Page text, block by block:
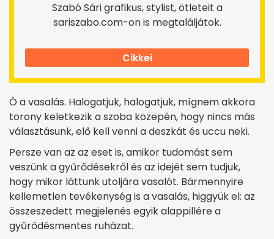
Szabó Sári grafikus, stylist, ötleteit a
sariszabo.com-on is megtaláljátok.
Cikkei
Ó a vasalás. Halogatjuk, halogatjuk, mígnem akkora
torony keletkezik a szoba közepén, hogy nincs más
választásunk, elő kell venni a deszkát és uccu neki.
Persze van az az eset is, amikor tudomást sem
veszünk a gyűrődésekről és az idejét sem tudjuk,
hogy mikor láttunk utoljára vasalót. Bármennyire
kellemetlen tevékenység is a vasalás, higgyük el: az
összeszedett megjelenés egyik alappillére a
gyűrődésmentes ruházat.